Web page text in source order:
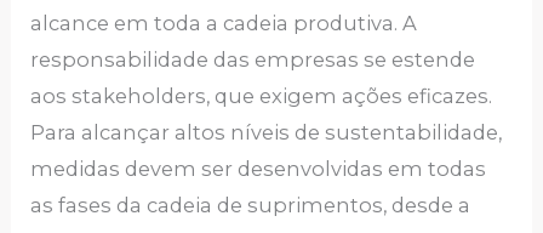
alcance em toda a cadeia produtiva. A
responsabilidade das empresas se estende
aos stakeholders, que exigem ações eficazes.
Para alcançar altos níveis de sustentabilidade,
medidas devem ser desenvolvidas em todas
as fases da cadeia de suprimentos, desde a